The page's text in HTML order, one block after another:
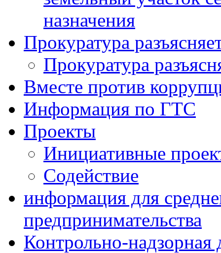
назначения
Прокуратура
Прокуратура
Вместе против
Информация по ГТС
Проекты
Инициативные
Содействие
информация для
предпринимательства
Контрольно-надзорная